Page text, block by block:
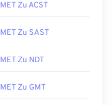
MET Zu ACST
MET Zu SAST
MET Zu NDT
MET Zu GMT